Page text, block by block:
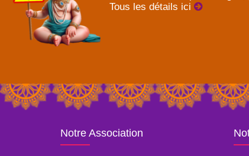
Tous les détails ici
Notre Association